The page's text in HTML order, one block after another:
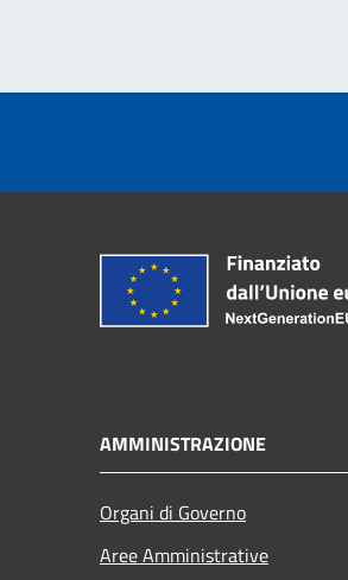
AMMINISTRAZIONE
Organi di Governo
Aree Amministrative